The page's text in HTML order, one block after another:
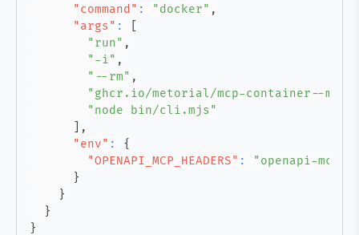
"command" : "docker" ,
"args" :
"run" ,
"-i" ,
"--rm" ,
"ghcr.io/metorial/mcp-container--
"node bin/cli.mjs"
,
"env" :
{
"OPENAPI_MCP_HEADERS" :
"openapi-mcp-
}
}
}
}